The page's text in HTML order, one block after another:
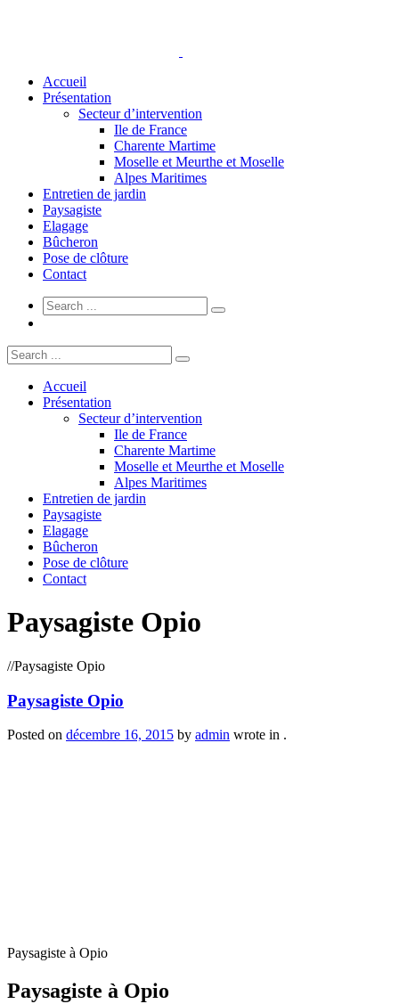
Accueil
Présentation
Secteur d’intervention
Ile de France
Charente Martime
Moselle et Meurthe et Moselle
Alpes Maritimes
Entretien de jardin
Paysagiste
Elagage
Bûcheron
Pose de clôture
Contact
Accueil
Présentation
Secteur d’intervention
Ile de France
Charente Martime
Moselle et Meurthe et Moselle
Alpes Maritimes
Entretien de jardin
Paysagiste
Elagage
Bûcheron
Pose de clôture
Contact
Paysagiste Opio
//Paysagiste Opio
Paysagiste Opio
Posted on décembre 16, 2015 by admin wrote in .
Paysagiste à Opio
Paysagiste à Opio